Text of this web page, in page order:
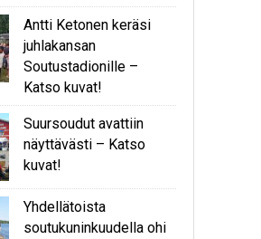
Antti Ketonen keräsi
juhlakansan
Soutustadionille –
Katso kuvat!
Suursoudut avattiin
näyttävästi – Katso
kuvat!
Yhdellätoista
soutukuninkuudella ohi